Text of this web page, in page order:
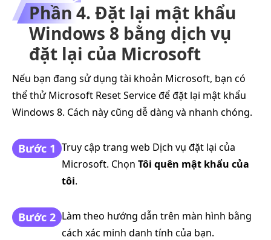
Phần 4. Đặt lại mật khẩu
Windows 8 bằng dịch vụ
đặt lại của Microsoft
Nếu bạn đang sử dụng tài khoản Microsoft, bạn có
thể thử Microsoft Reset Service để đặt lại mật khẩu
Windows 8. Cách này cũng dễ dàng và nhanh chóng.
Bước 1 Truy cập trang web Dịch vụ đặt lại của
Microsoft. Chọn Tôi quên mật khẩu của
tôi.
Bước 2 Làm theo hướng dẫn trên màn hình bằng
cách xác minh danh tính của bạn.